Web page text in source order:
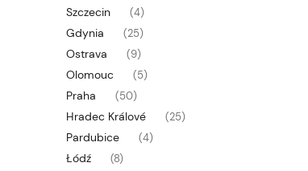
Szczecin (4)
Gdynia (25)
Ostrava (9)
Olomouc (5)
Praha (50)
Hradec Králové (25)
Pardubice (4)
Łódź (8)